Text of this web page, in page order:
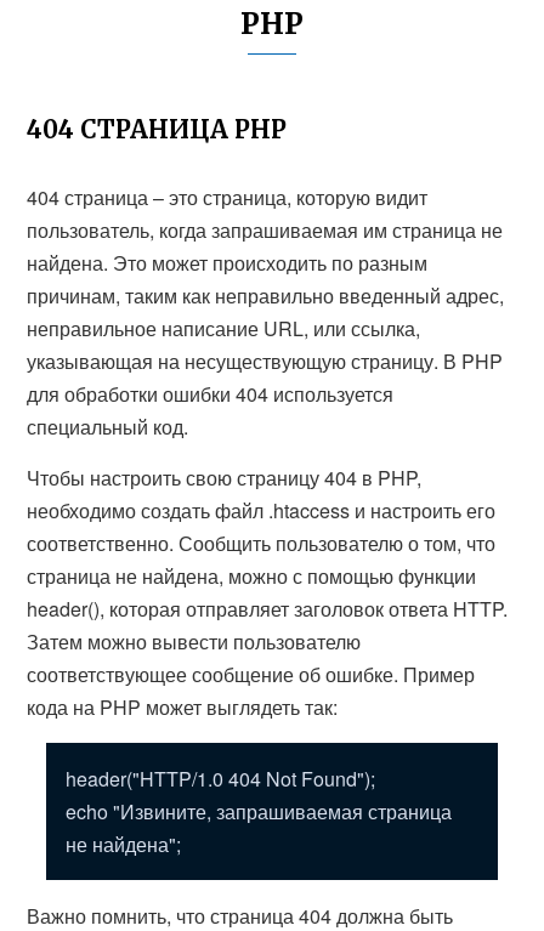
PHP
404 СТРАНИЦА PHP
404 страница – это страница, которую видит
пользователь, когда запрашиваемая им страница не
найдена. Это может происходить по разным
причинам, таким как неправильно введенный адрес,
неправильное написание URL, или ссылка,
указывающая на несуществующую страницу. В PHP
для обработки ошибки 404 используется
специальный код.
Чтобы настроить свою страницу 404 в PHP,
необходимо создать файл .htaccess и настроить его
соответственно. Сообщить пользователю о том, что
страница не найдена, можно с помощью функции
header(), которая отправляет заголовок ответа HTTP.
Затем можно вывести пользователю
соответствующее сообщение об ошибке. Пример
кода на PHP может выглядеть так:
header("HTTP/1.0 404 Not Found");
echo "Извините, запрашиваемая страница
не найдена";
Важно помнить, что страница 404 должна быть